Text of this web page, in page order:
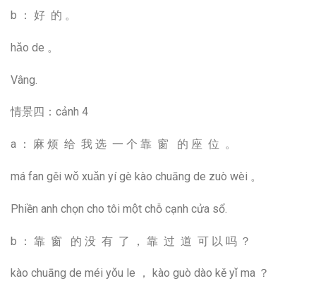
b ： 好 的 。
hǎo de 。
Vâng.
情景四：cảnh 4
a ： 麻 烦 给 我 选 一 个 靠 窗 的 座 位 。
má fan gěi wǒ xuǎn yí gè kào chuāng de zuò wèi 。
Phiền anh chọn cho tôi một chỗ cạnh cửa sổ.
b ： 靠 窗 的 没 有 了 ， 靠 过 道 可 以 吗 ？
kào chuāng de méi yǒu le ， kào guò dào kě yǐ ma ？